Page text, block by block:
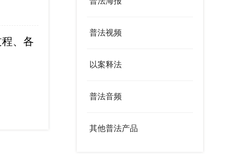
点荟萃
、各
普法视频
以案释法
普法音频
其他普法产品